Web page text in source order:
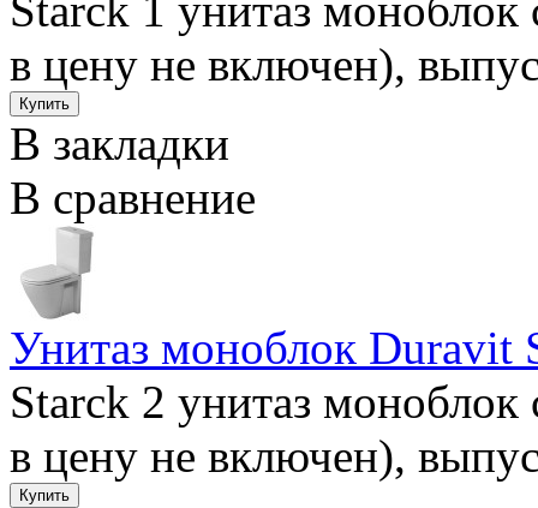
Starck 1 унитаз
в цену не включен),
В закладки
В сравнение
Унитаз моноблок Duravit
Starck 2 унитаз
в цену не включен),